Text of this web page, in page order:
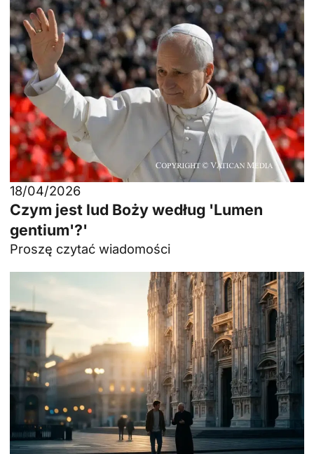
18/04/2026
Czym jest lud Boży według 'Lumen
gentium'?'
Proszę czytać wiadomości